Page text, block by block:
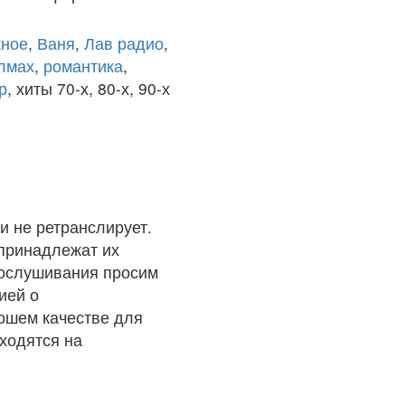
, Ваня, Лав радио,
, романтика,
, хиты 70-х, 80-х, 90-х
не ретранслирует.
их
просим
о
качестве для
на